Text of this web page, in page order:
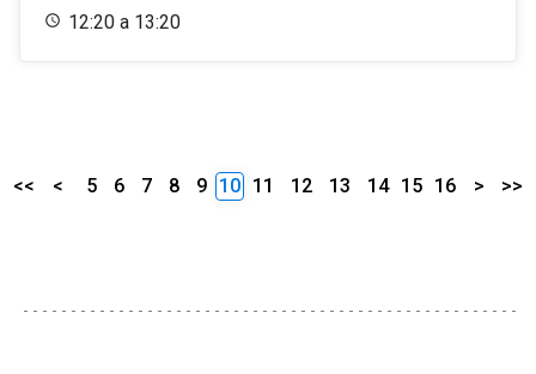
12:20 a 13:20
<< < 5 6 7 8 9 10 11 12 13 14 15 16 > >>